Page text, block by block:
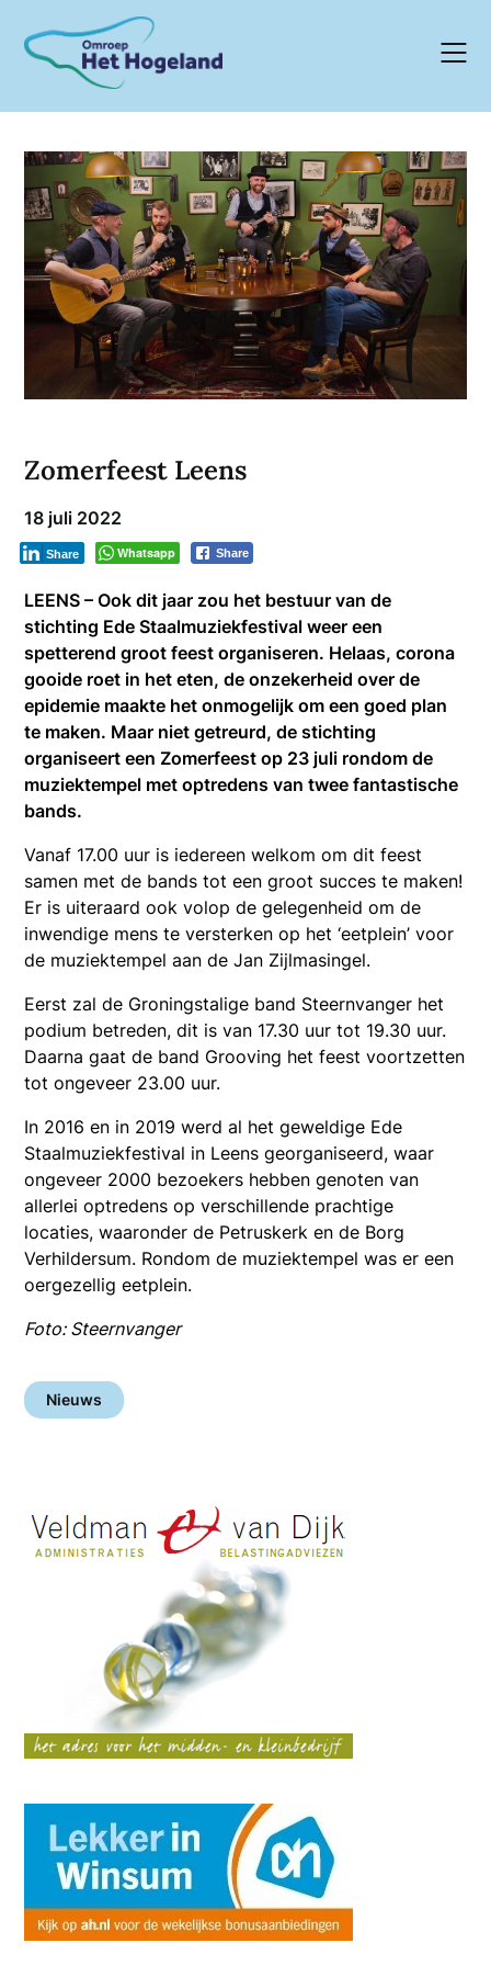
content
Zomerfeest Leens
18 juli 2022
Whatsapp Share
Share
LEENS – Ook dit jaar zou het bestuur van de
stichting Ede Staalmuziekfestival weer een
spetterend groot feest organiseren. Helaas, corona
gooide roet in het eten, de onzekerheid over de
epidemie maakte het onmogelijk om een goed plan
te maken. Maar niet getreurd, de stichting
organiseert een Zomerfeest op 23 juli rondom de
muziektempel met optredens van twee fantastische
bands.
Vanaf 17.00 uur is iedereen welkom om dit feest
samen met de bands tot een groot succes te maken!
Er is uiteraard ook volop de gelegenheid om de
inwendige mens te versterken op het ‘eetplein’ voor
de muziektempel aan de Jan Zijlmasingel.
Eerst zal de Groningstalige band Steernvanger het
podium betreden, dit is van 17.30 uur tot 19.30 uur.
Daarna gaat de band Grooving het feest voortzetten
tot ongeveer 23.00 uur.
In 2016 en in 2019 werd al het geweldige Ede
Staalmuziekfestival in Leens georganiseerd, waar
ongeveer 2000 bezoekers hebben genoten van
allerlei optredens op verschillende prachtige
locaties, waaronder de Petruskerk en de Borg
Verhildersum. Rondom de muziektempel was er een
oergezellig eetplein.
Foto: Steernvanger
Nieuws